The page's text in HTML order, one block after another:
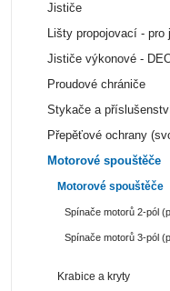
Jističe
Lišty propojovací - pro
Jističe výkonové -
Proudové chrániče
Stykače a
Přepěťové ochrany
Motorové spouštěče
Motorové spouštěče
Spínače motorů 2-pól
Spínače motorů 3-pól
Krabice a kryty